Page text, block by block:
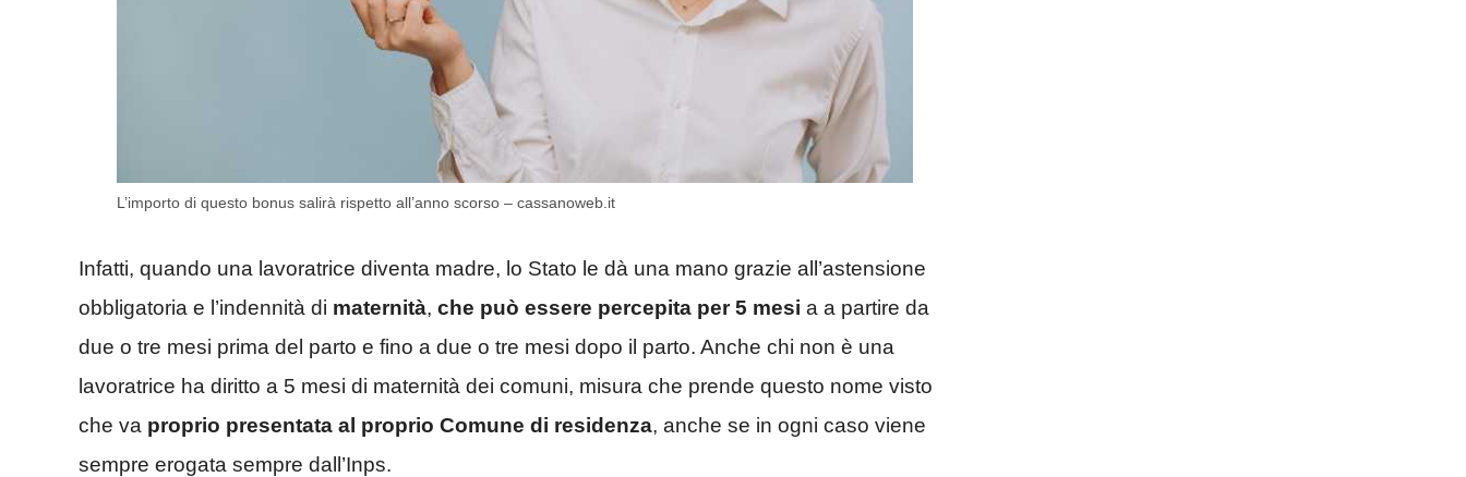
L’importo di questo bonus salirà rispetto all’anno scorso – cassanoweb.it
Infatti, quando una lavoratrice diventa madre, lo Stato le dà una mano grazie all’astensione
obbligatoria e l’indennità di maternità, che può essere percepita per 5 mesi a a partire da
due o tre mesi prima del parto e fino a due o tre mesi dopo il parto. Anche chi non è una
lavoratrice ha diritto a 5 mesi di maternità dei comuni, misura che prende questo nome visto
che va proprio presentata al proprio Comune di residenza, anche se in ogni caso viene
sempre erogata sempre dall’Inps.